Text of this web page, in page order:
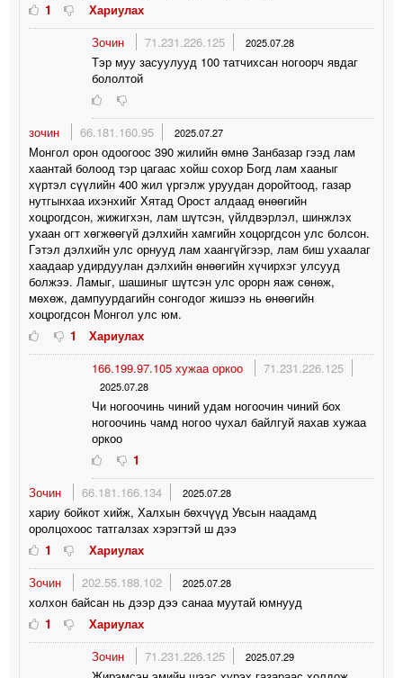
1
Хариулах
Зочин
71.231.226.125 2025.07.28
Тэр муу засуулууд 100 татчихсан ногоорч явдаг
бололтой
зочин 66.181.160.95 2025.07.27
Монгол орон одоогоос 390 жилийн өмнө Занбазар гээд лам
хаантай болоод тэр цагаас хойш сохор Богд лам хааныг
хүртэл сүүлийн 400 жил үргэлж уруудан доройтоод, газар
нутгынхаа ихэнхийг Хятад Орост алдаад өнөөгийн
хоцрогдсон, жижигхэн, лам шүтсэн, үйлдвэрлэл, шинжлэх
ухаан огт хөгжөөгүй дэлхийн хамгийн хоцоргдсон улс болсон.
Гэтэл дэлхийн улс орнууд лам хаангүйгээр, лам биш ухаалаг
хаадаар удирдуулан дэлхийн өнөөгийн хүчирхэг улсууд
болжээ. Ламыг, шашиныг шүтсэн улс орорн яаж сөнөж,
мөхөж, дампуурдагийн сонгодог жишээ нь өнөөгийн
хоцрогдсон Монгол улс юм.
1
Хариулах
166.199.97.105 хужаа оркоо
71.231.226.125
2025.07.28
Чи ногоочинь чиний удам ногоочин чиний бох
ногоочинь чамд ногоо чухал байлгуй яахав хужаа
оркоо
1
Зочин
66.181.166.134 2025.07.28
хариу бойкот хийж, Халхын бөхчүүд Увсын наадамд
оролцохоос татгалзах хэрэгтэй ш дээ
1
Хариулах
Зочин
202.55.188.102 2025.07.28
холхон байсан нь дээр дээ санаа муутай юмнууд
1
Хариулах
Зочин
71.231.226.125 2025.07.29